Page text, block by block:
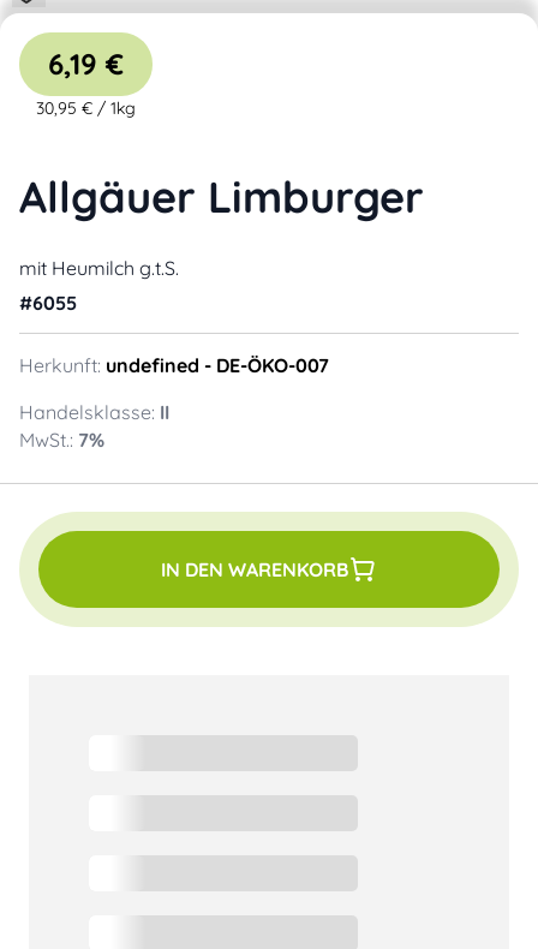
Allgäuer Limburger
mit Heumilch g.t.S.
#6055
Herkunft: undefined - DE-ÖKO-007
Handelsklasse: II
MwSt.: 7%
6,19 €
30,95 € / 1kg
IN DEN WARENKORB